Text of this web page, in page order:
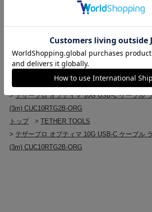
ビデオケーブル・コネクター
テザープロ オプティマ 10G USB-C ケーブル
(3m) CUC10RTG2B-ORG
トップ
>ビデオケーブル・コネクター
ビデオケーブル・コネクター(新品)
>テザープロ オプティマ 10G USB-C ケーブル
(3m) CUC10RTG2B-ORG
トップ
>TETHER TOOLS
> テザープロ オプティマ 10G USB-C ケーブル
(3m) CUC10RTG2B-ORG